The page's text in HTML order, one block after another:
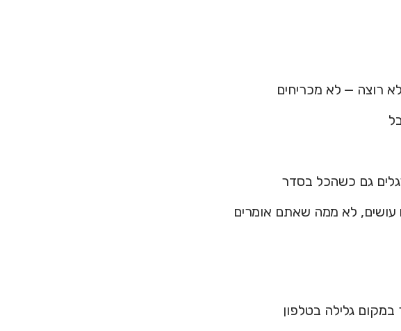
רוצה — לא מכריחים
גם כשהכל בסדר
לא ממה שאתם אומרים
גלילה בטלפון